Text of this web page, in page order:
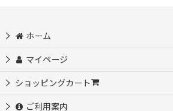
ホーム
マイページ
ショッピングカート
ご利用案内